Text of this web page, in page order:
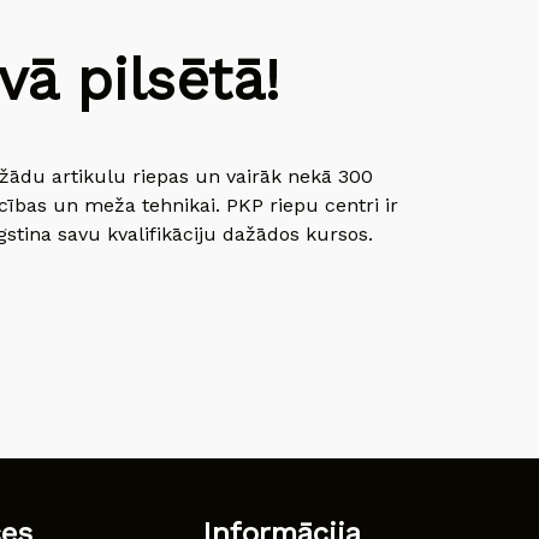
pilsētā!
artikulu riepas un vairāk nekā 300
un meža tehnikai. PKP riepu centri ir
savu kvalifikāciju dažādos kursos.